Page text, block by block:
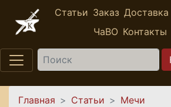
Перейти к основному содержанию
Статьи Заказ Доставка
ЧаВО Контакты
Найти
Вы здесь
Главная Статьи Мечи